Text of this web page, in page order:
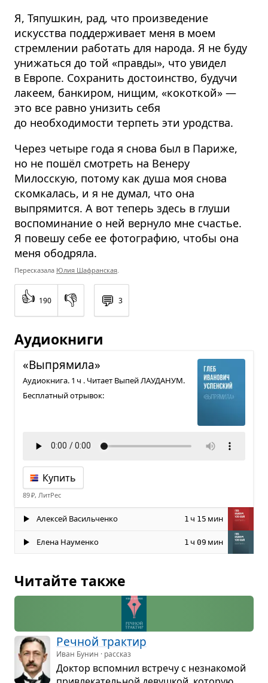
Я, Тяпушкин, рад, что произведение
искусства поддерживает меня в моем
стремлении работать для народа. Я не буду
унижаться до той «правды», что увидел
в Европе. Сохранить достоинство, будучи
лакеем, банкиром, нищим, «кокоткой» —
это все равно унизить себя
до необходимости терпеть эти уродства.
Через четыре года я снова был в Париже,
но не пошёл смотреть на Венеру
Милосскую, потому как душа моя снова
скомкалась, и я не думал, что она
выпрямится. А вот теперь здесь в глуши
воспоминание о ней вернуло мне счастье.
Я повешу себе ее фотографию, чтобы она
меня ободряла.
Пересказала Юлия Шафранская
👍 190 👎 💬 3
Аудиокниги
«Выпря­мила»
Аудиокнига. 1 ч . Читает Выпей ЛАУДАНУМ.
Бесплатный отрывок:
Купить
89 ₽, ЛитРес
Алексей Васильченко 1 ч 15 мин
Елена Науменко 1 ч 09 мин
Читайте также
Реч­ной трак­тир
Иван Бунин · рассказ
Док­тор вспо­мнил встречу с незна­ко­мой